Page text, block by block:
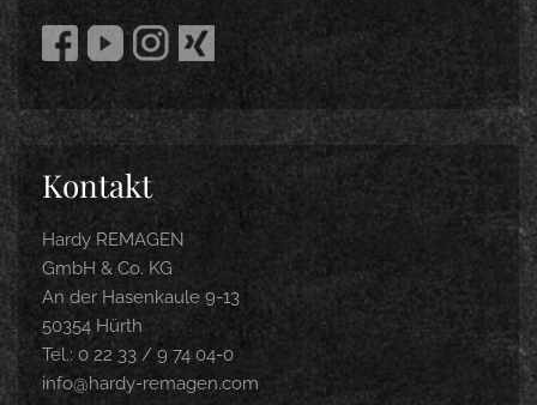
Kontakt
Hardy REMAGEN
GmbH & Co. KG
An der Hasenkaule 9-13
50354 Hürth
Tel.: 0 22 33 / 9 74 04-0
info@hardy-remagen.com